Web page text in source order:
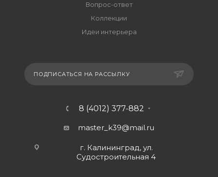
Вопрос-ответ
Коллекции
Идеи интерьера
ПОДПИСАТЬСЯ НА РАССЫЛКУ
8 (4012) 377-882
master_k39@mail.ru
г. Калининград, ул.
Судостроительная 4